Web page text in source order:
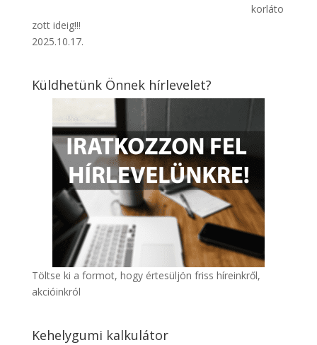
korláto
zott ideig!!!
2025.10.17.
Küldhetünk Önnek hírlevelet?
Töltse ki a formot, hogy értesüljön friss híreinkről,
akcióinkról
Kehelygumi kalkulátor